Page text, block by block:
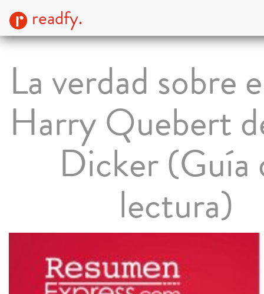
readfy.
La verdad sobre
Harry Quebert
Dicker (Guía
lectura)